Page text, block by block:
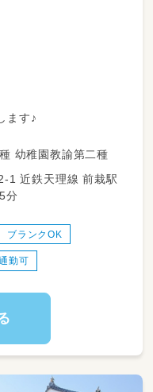
ます♪
保育士 幼稚園教諭第一種 幼稚園教諭第二種
栽駅
分
ブランクOK
勤可